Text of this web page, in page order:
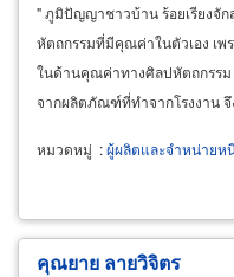
" ภูมิปัญญาชาวบ้าน ร้อยเรียงจัก
หัตถกรรมที่มีคุณค่าในตัวเอง เ
ในด้านคุณค่าทางศิลปหัตถกรรม
จากผลิตภัณฑ์ที่ทำจากโรงงาน
หมวดหมู่ :ผู้ผลิตและจำหน่าย
คุณยาย ลายวิจิตร